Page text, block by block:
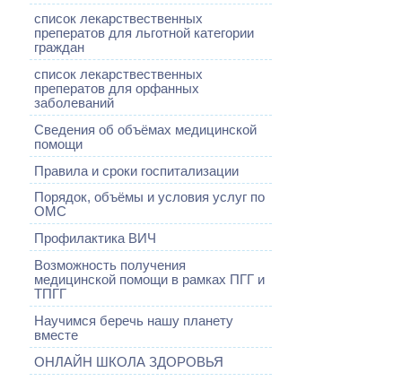
список лекарствественных
преператов для льготной категории
граждан
список лекарствественных
преператов для орфанных
заболеваний
Сведения об объёмах медицинской
помощи
Правила и сроки госпитализации
Порядок, объёмы и условия услуг по
ОМС
Профилактика ВИЧ
Возможность получения
медицинской помощи в рамках ПГГ и
ТПГГ
Научимся беречь нашу планету
вместе
ОНЛАЙН ШКОЛА ЗДОРОВЬЯ